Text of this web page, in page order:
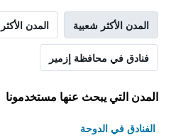
المدن الأكثر شعبية المدن
فنادق في محافظة إزمير
المدن التي يبحث عنها مستخدمونا
الفنادق في الدوحة